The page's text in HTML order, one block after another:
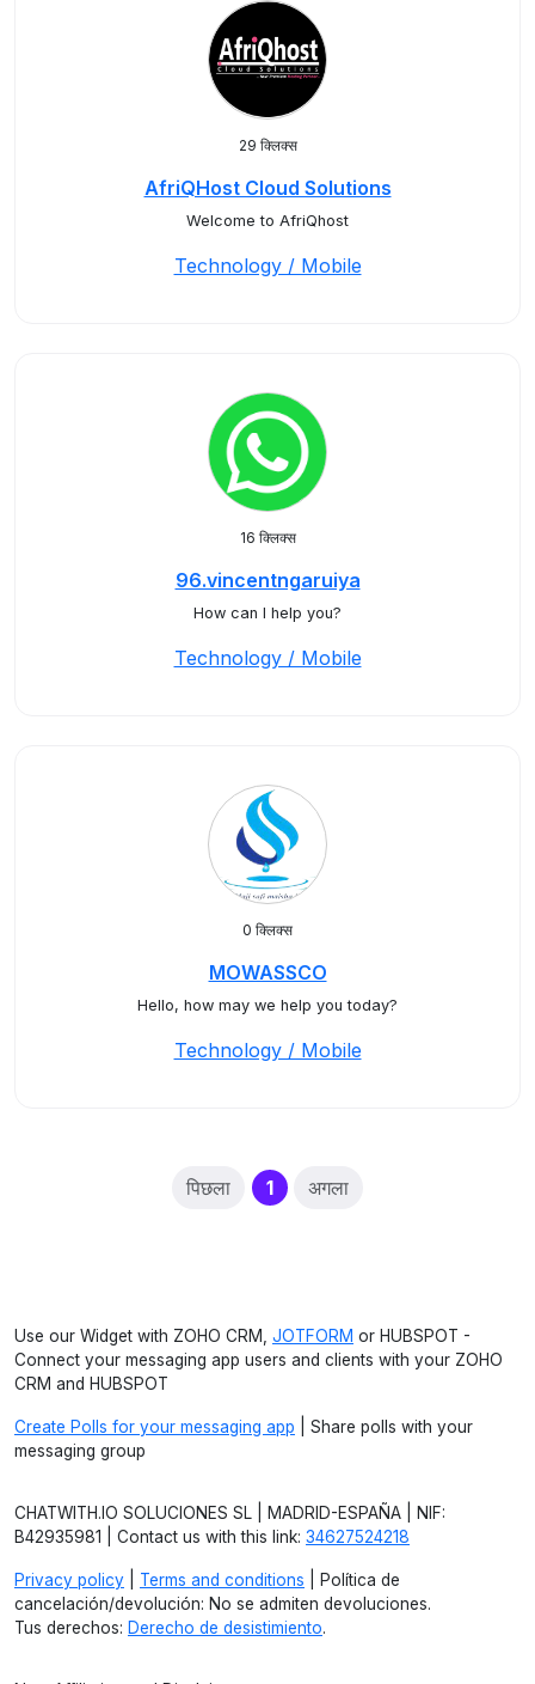
29 क्लिक्स
AfriQHost Cloud Solutions
Welcome to AfriQhost
Technology / Mobile
16 क्लिक्स
96.vincentngaruiya
How can I help you?
Technology / Mobile
0 क्लिक्स
MOWASSCO
Hello, how may we help you today?
Technology / Mobile
पिछला 1(current)
अगला
Use our Widget with ZOHO CRM, JOTFORM or HUBSPOT -
Connect your messaging app users and clients with your ZOHO
CRM and HUBSPOT
Create Polls for your messaging app | Share polls with your
messaging group
CHATWITH.IO SOLUCIONES SL | MADRID-ESPAÑA | NIF:
B42935981 | Contact us with this link: 34627524218
Privacy policy Terms and conditions | Política de
cancelación/devolución: No se admiten devoluciones.
Tus derechos: Derecho de desistimiento.